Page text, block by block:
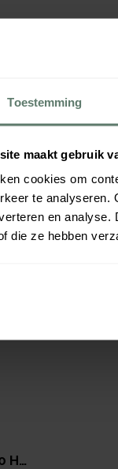
Toestemming
maakt gebruik
cookies om
te analyseren.
en analyse.
die ze hebben
H